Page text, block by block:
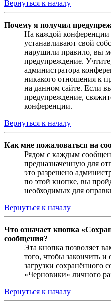
Вернуться к началу
Почему я получил
На каждой конференции
устанавливают свой
нарушили правило, вы
предупреждение.
администратора
никакого отношения к
на данном сайте. Если
предупреждение,
конференции.
Вернуться к началу
Как мне пожаловаться на
Рядом с каждым
предназначенную для
это разрешено
по этой кнопке, вы
необходимых для
Вернуться к началу
Что означает кнопка
сообщения?
Эта кнопка позволяет
того, чтобы закончить
загрузки сохранённого
«Черновики» личного
Вернуться к началу